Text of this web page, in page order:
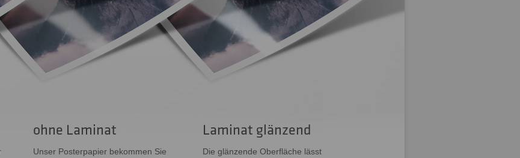
ohne Laminat
Unser Posterpapier bekommen Sie
Laminat glänzend
Die glänzende Oberfläche lässt